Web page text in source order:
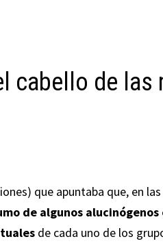
cabello de las
que apuntaba que, en
de algunos
de cada uno de los